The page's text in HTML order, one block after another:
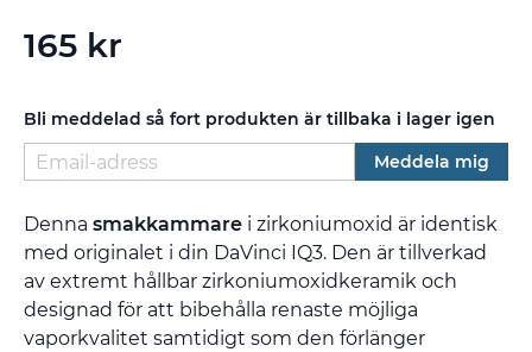
165 kr
Bli meddelad så fort produkten är tillbaka i lager igen
Meddela mig
Denna smakkammare i zirkoniumoxid är identisk
med originalet i din DaVinci IQ3. Den är tillverkad
av extremt hållbar zirkoniumoxidkeramik och
designad för att bibehålla renaste möjliga
vaporkvalitet samtidigt som den förlänger
bildgalleriet